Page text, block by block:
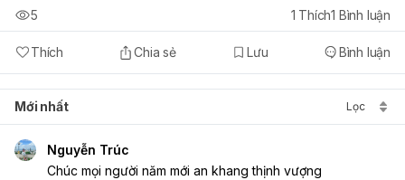
Thích Chia sẻ Lưu Bình luận
5 1 Thích1 Bình luận
Mới nhất Lọc
Nguyễn Trúc
Chúc mọi người năm mới an khang thịnh vượng